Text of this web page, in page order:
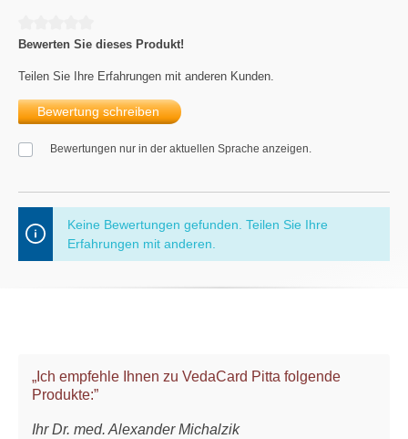
Bewerten Sie dieses Produkt!
Teilen Sie Ihre Erfahrungen mit anderen Kunden.
Bewertung schreiben
Bewertungen nur in der aktuellen Sprache anzeigen.
Keine Bewertungen gefunden. Teilen Sie Ihre
Erfahrungen mit anderen.
„Ich empfehle Ihnen zu VedaCard Pitta folgende
Produkte:”
Ihr Dr. med. Alexander Michalzik